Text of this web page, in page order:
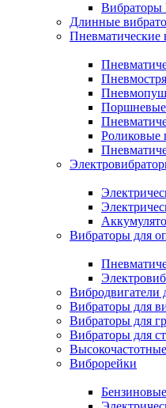
Вибраторы
Длинные
Пневматические
Поршневые
Роликовые
Вибраторы для
Вибродвигатели
Вибраторы для
Вибраторы для
Вибраторы для
Виброрейки